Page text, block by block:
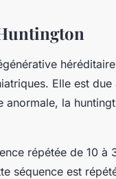
Elle est due
anormale, la
répétée de 10 à
séquence est